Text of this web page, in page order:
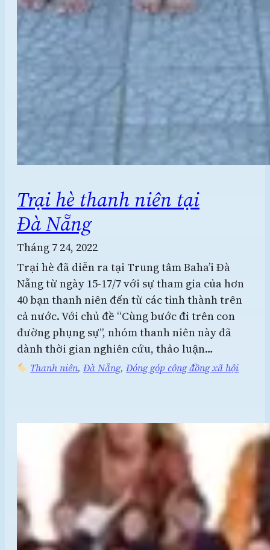
Trại hè thanh niên tại
Đà Nẵng
Tháng 7 24, 2022
Trại hè đã diễn ra tại Trung tâm Baha’i Đà
Nẵng từ ngày 15-17/7 với sự tham gia của hơn
40 bạn thanh niên đến từ các tỉnh thành trên
cả nước. Với chủ đề “Cùng bước đi trên con
đường phụng sự”, nhóm thanh niên này đã
dành thời gian nghiên cứu, thảo luận…
Thanh niên, Đà Nẵng, Đóng góp cộng đồng xã hội